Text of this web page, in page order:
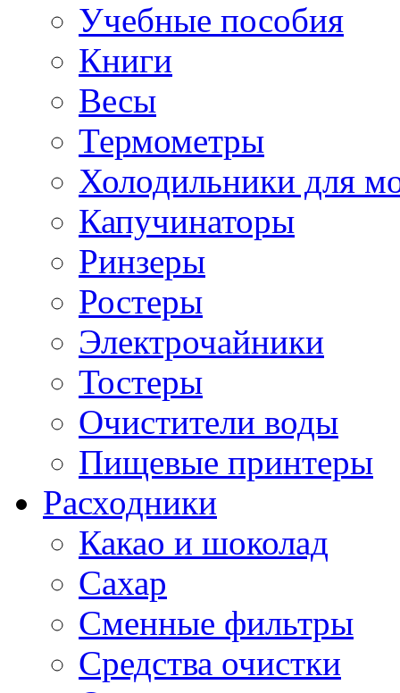
Учебные пособия
Книги
Весы
Термометры
Холодильники для
Капучинаторы
Ринзеры
Ростеры
Электрочайники
Тостеры
Очистители воды
Пищевые принтеры
Расходники
Какао и шоколад
Сахар
Сменные фильтры
Средства очистки